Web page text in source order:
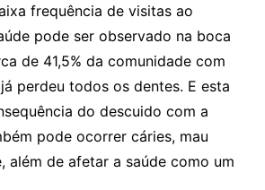
frequência de visitas ao
pode ser observado na boca
de 41,5% da comunidade com
perdeu todos os dentes. E esta
do descuido com a
pode ocorrer cáries, mau
além de afetar a saúde como um